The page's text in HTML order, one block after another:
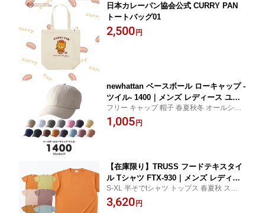
日本カレーパン協会公式 CURRY PAN
トートバッグ01
2,500円
newhattan ベースボール ローキャップ -
ツイル- 1400｜メンズ レディース ユニ
セックス｜無地｜黒 ブラック 紺 ネイビ
ー カーキ 白 ホワイト 生成り パテ 緑 オ
フリー キャップ 帽子 春夏秋冬 オールシー
ズン 紫外線対策 日よけ カジュアル リゾー
ト 制服 ユニフォーム TRUSS
1,005円
【在庫限り】TRUSS フードテキスタイ
ル Tシャツ FTX-930｜メンズ レディー
ス ユニセックス｜半袖 無地｜緑 抹茶
グリーン 橙 ルイボス オレンジ ドリッ
S-XL 半そでtシャツ トップス 春夏秋 スポー
ツ トレーニング 部活 体操服 体育 練習着 運
動会 ダンス 文化祭 衣装 トラス
3,620円